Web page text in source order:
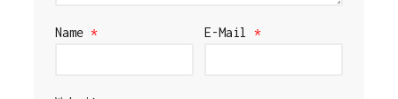
Name * E-Mail*